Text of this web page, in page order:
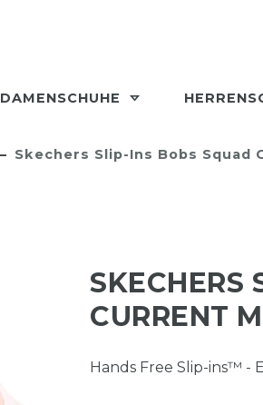
DAMENSCHUHE
Skechers Slip-Ins Bobs Squad
SKECHERS
CURRENT
Hands Free Slip-ins™ -